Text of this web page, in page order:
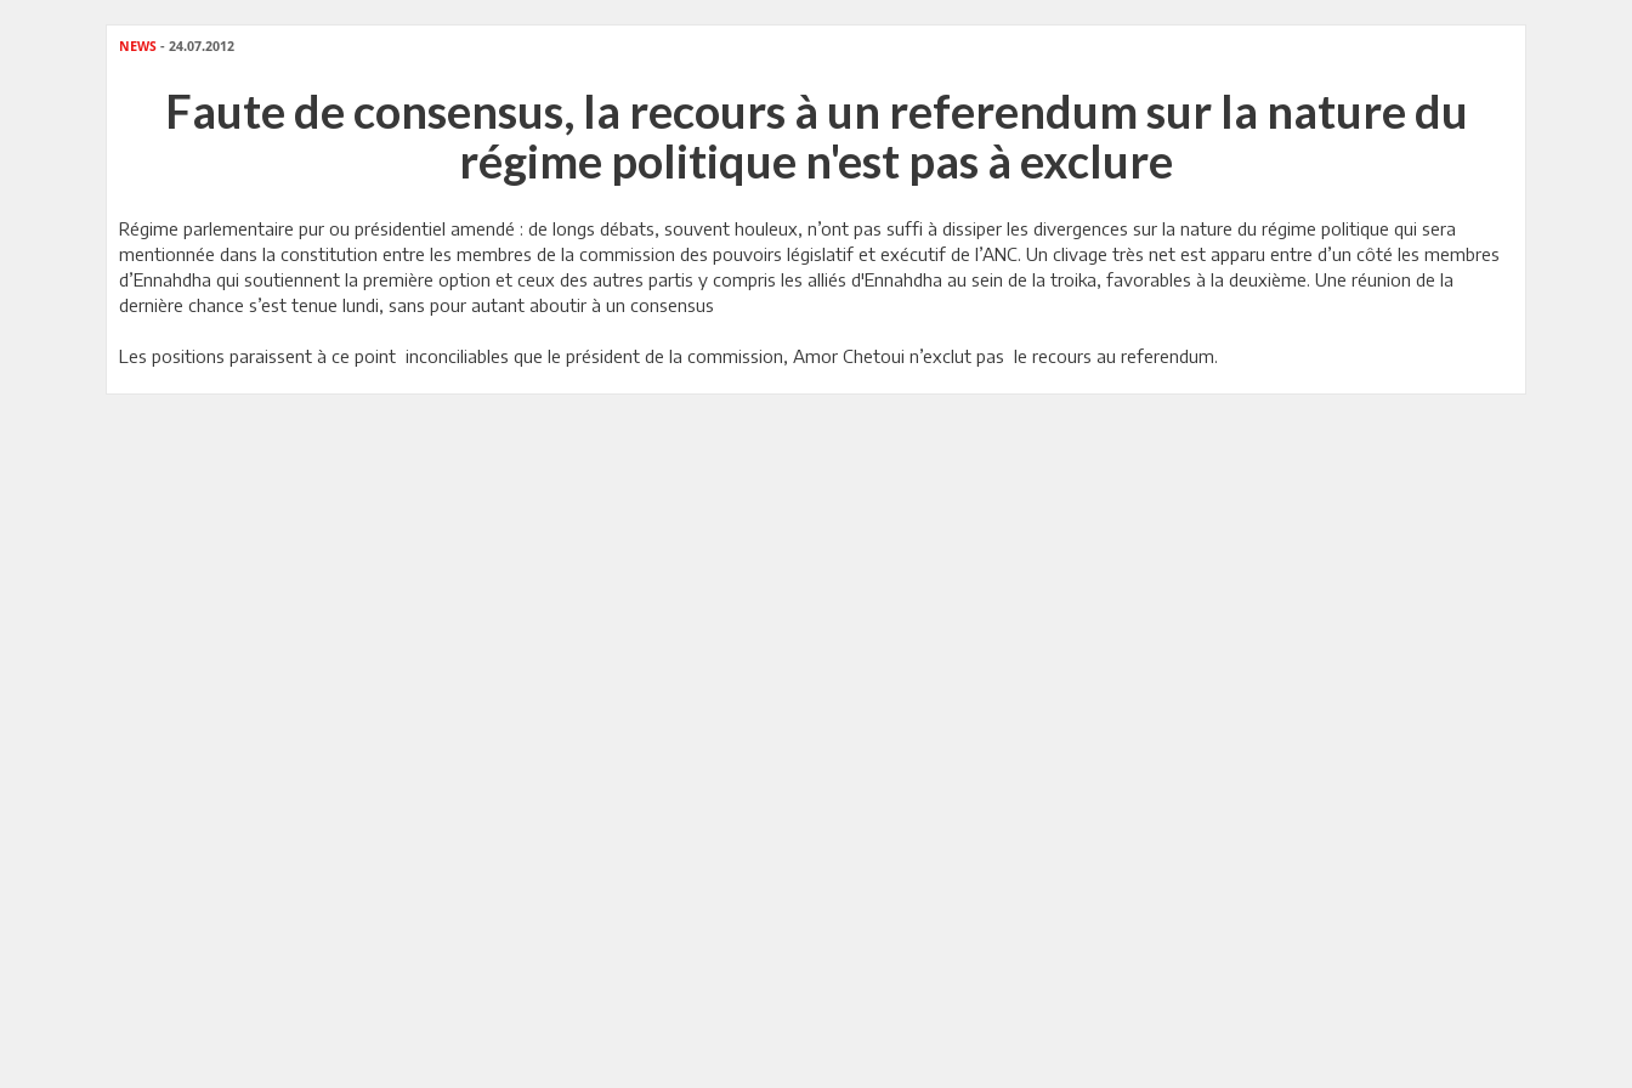
NEWS - 24.07.2012
Faute de consensus, la recours à un referendum sur la nature du
régime politique n'est pas à exclure
Régime parlementaire pur ou présidentiel amendé : de longs débats, souvent houleux, n’ont pas suffi à dissiper les divergences sur la nature du régime politique qui sera
mentionnée dans la constitution entre les membres de la commission des pouvoirs législatif et exécutif de l’ANC. Un clivage très net est apparu entre d’un côté les membres
d’Ennahdha qui soutiennent la première option et ceux des autres partis y compris les alliés d'Ennahdha au sein de la troika, favorables à la deuxième. Une réunion de la
dernière chance s’est tenue lundi, sans pour autant aboutir à un consensus
Les positions paraissent à ce point inconciliables que le président de la commission, Amor Chetoui n’exclut pas le recours au referendum.